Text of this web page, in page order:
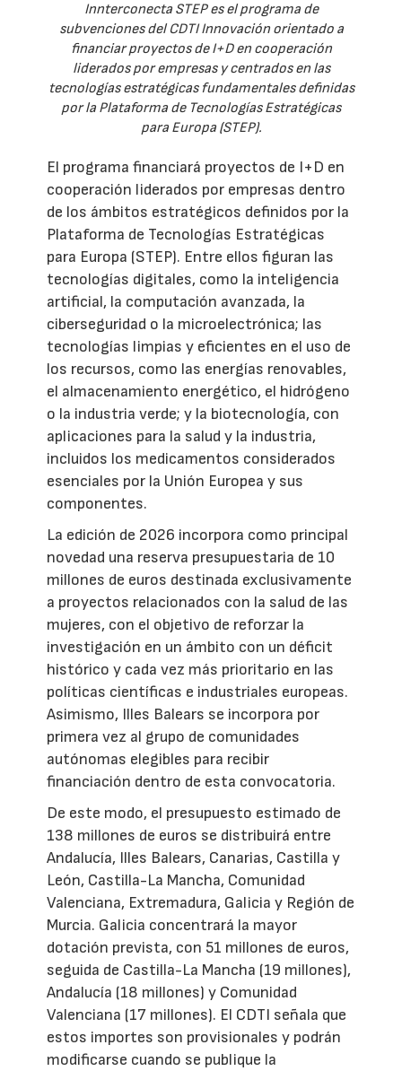
Innterconecta STEP es el programa de
subvenciones del CDTI Innovación orientado a
financiar proyectos de I+D en cooperación
liderados por empresas y centrados en las
tecnologías estratégicas fundamentales definidas
por la Plataforma de Tecnologías Estratégicas
para Europa (STEP).
El programa financiará proyectos de I+D en
cooperación liderados por empresas dentro
de los ámbitos estratégicos definidos por la
Plataforma de Tecnologías Estratégicas
para Europa (STEP). Entre ellos figuran las
tecnologías digitales, como la inteligencia
artificial, la computación avanzada, la
ciberseguridad o la microelectrónica; las
tecnologías limpias y eficientes en el uso de
los recursos, como las energías renovables,
el almacenamiento energético, el hidrógeno
o la industria verde; y la biotecnología, con
aplicaciones para la salud y la industria,
incluidos los medicamentos considerados
esenciales por la Unión Europea y sus
componentes.
La edición de 2026 incorpora como principal
novedad una reserva presupuestaria de 10
millones de euros destinada exclusivamente
a proyectos relacionados con la salud de las
mujeres, con el objetivo de reforzar la
investigación en un ámbito con un déficit
histórico y cada vez más prioritario en las
políticas científicas e industriales europeas.
Asimismo, Illes Balears se incorpora por
primera vez al grupo de comunidades
autónomas elegibles para recibir
financiación dentro de esta convocatoria.
De este modo, el presupuesto estimado de
138 millones de euros se distribuirá entre
Andalucía, Illes Balears, Canarias, Castilla y
León, Castilla-La Mancha, Comunidad
Valenciana, Extremadura, Galicia y Región de
Murcia. Galicia concentrará la mayor
dotación prevista, con 51 millones de euros,
seguida de Castilla-La Mancha (19 millones),
Andalucía (18 millones) y Comunidad
Valenciana (17 millones). El CDTI señala que
estos importes son provisionales y podrán
modificarse cuando se publique la